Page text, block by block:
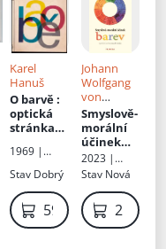
Kč
Karel
Hanuš
O barvě:
optická
stránka
i ve
výtvarnic
1969 |
pedagogick
nakladatels
tví
Stav Dobrý
59 Kč
Johann
Wolfgang
von
Goethe, Př.
Jan Dostál
Smyslově-
morální
účinek
barev
2023 |
Franesa
Stav Nová
219 Kč